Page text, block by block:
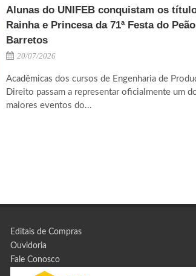
Alunas do UNIFEB conquistam os
Rainha e Princesa da 71ª Festa do
Barretos
20/07/2026
Acadêmicas dos cursos de Engenharia de
Direito passam a representar oficialmente um
maiores eventos do...
Editais de Compras
Ouvidoria
Fale Conosco